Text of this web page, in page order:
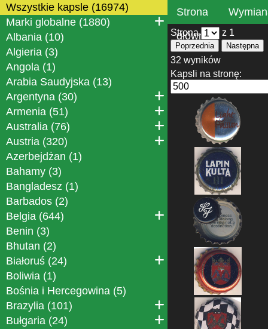
Wszystkie kapsle (16974)
Marki globalne (1880)
Albania (10)
Algieria (3)
Angola (1)
Arabia Saudyjska (13)
Argentyna (30)
Armenia (51)
Australia (76)
Austria (320)
Azerbejdżan (1)
Bahamy (3)
Bangladesz (1)
Barbados (2)
Belgia (644)
Benin (3)
Bhutan (2)
Białoruś (24)
Boliwia (1)
Bośnia i Hercegowina (5)
Brazylia (101)
Bułgaria (24)
Strona
główna
Strona z 1
Poprzednia Następna
32 wyników
Kapsli na stronę: